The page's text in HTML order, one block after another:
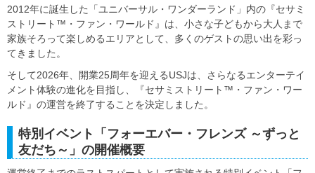
2012年に誕生した「ユニバーサル・ワンダーランド」内の『セサミ
ストリート™・ファン・ワールド』は、小さな子どもから大人まで
家族そろって楽しめるエリアとして、多くのゲストの思い出を彩っ
てきました。
そして2026年、開業25周年を迎えるUSJは、さらなるエンターテイ
メント体験の進化を目指し、『セサミストリート™・ファン・ワー
ルド』の運営を終了することを決定しました。
特別イベント「フォーエバー・フレンズ ～ずっと
友だち～」の開催概要